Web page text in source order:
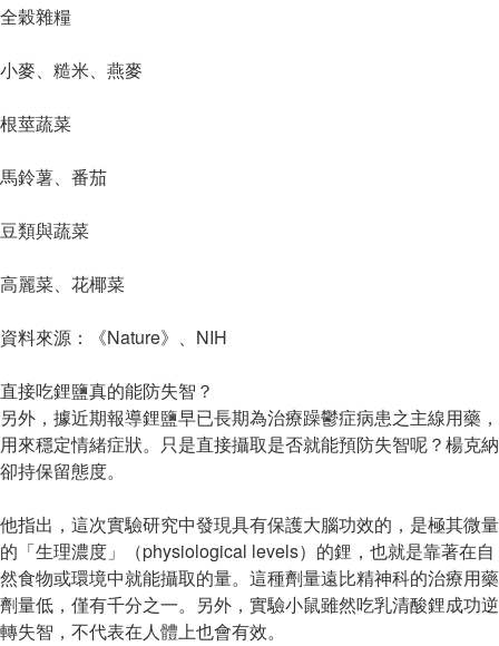
全穀雜糧
小麥、糙米、燕麥
根莖蔬菜
馬鈴薯、番茄
豆類與蔬菜
高麗菜、花椰菜
資料來源：《Nature》、NIH
直接吃鋰鹽真的能防失智？
另外，據近期報導鋰鹽早已長期為治療躁鬱症病患之主線用藥，
用來穩定情緒症狀。只是直接攝取是否就能預防失智呢？楊克納
卻持保留態度。
他指出，這次實驗研究中發現具有保護大腦功效的，是極其微量
的「生理濃度」（physiological levels）的鋰，也就是靠著在自
然食物或環境中就能攝取的量。這種劑量遠比精神科的治療用藥
劑量低，僅有千分之一。另外，實驗小鼠雖然吃乳清酸鋰成功逆
轉失智，不代表在人體上也會有效。